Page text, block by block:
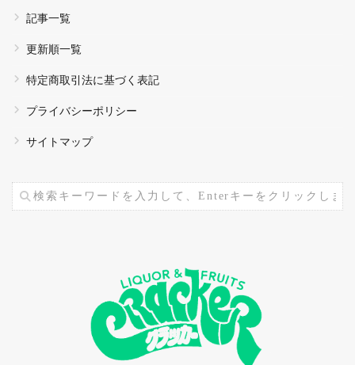
記事一覧
更新順一覧
特定商取引法に基づく表記
プライバシーポリシー
サイトマップ